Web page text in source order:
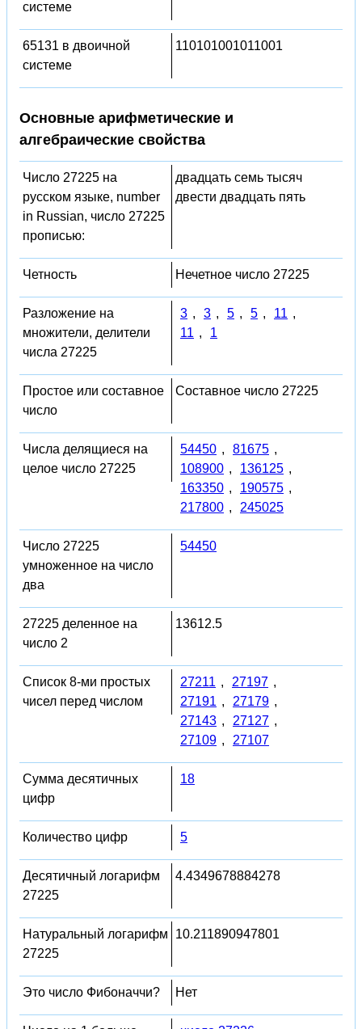
системе
65131 в двоичной
системе
110101001011001
Основные арифметические и
алгебраические свойства
Число 27225 на
русском языке, number
in Russian, число 27225
прописью:
двадцать семь тысяч
двести двадцать пять
Четность Нечетное число 27225
Разложение на
множители, делители
числа 27225
3 , 3 , 5 , 5 , 11 ,
11 , 1
Простое или составное
число
Составное число 27225
Числа делящиеся на
целое число 27225
54450 , 81675 ,
108900 , 136125 ,
163350 , 190575 ,
217800 , 245025
Число 27225
умноженное на число
два
54450
27225 деленное на
число 2
13612.5
Список 8-ми простых
чисел перед числом
27211 , 27197 ,
27191 , 27179 ,
27143 , 27127 ,
27109 , 27107
Сумма десятичных
цифр
18
Количество цифр 5
Десятичный логарифм
27225
4.4349678884278
Натуральный логарифм
27225
10.211890947801
Это число Фибоначчи? Нет